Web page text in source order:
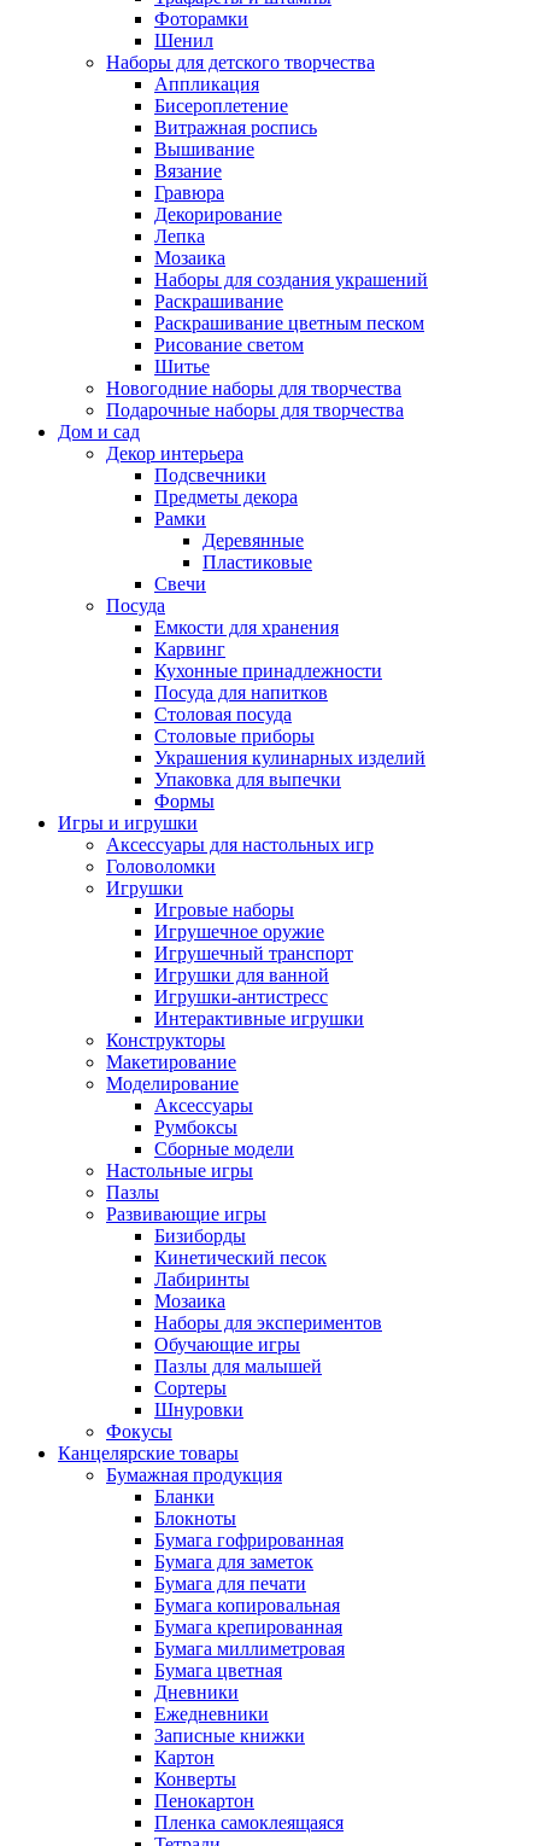
Фоторамки
Шенил
Наборы для детского творчества
Аппликация
Бисероплетение
Витражная роспись
Вышивание
Вязание
Гравюра
Декорирование
Лепка
Мозаика
Наборы для создания украшений
Раскрашивание
Раскрашивание цветным песком
Рисование светом
Шитье
Новогодние наборы для творчества
Подарочные наборы для творчества
Дом и сад
Декор интерьера
Подсвечники
Предметы декора
Рамки
Деревянные
Пластиковые
Свечи
Посуда
Емкости для хранения
Карвинг
Кухонные принадлежности
Посуда для напитков
Столовая посуда
Столовые приборы
Украшения кулинарных изделий
Упаковка для выпечки
Формы
Игры и игрушки
Аксессуары для настольных игр
Головоломки
Игрушки
Игровые наборы
Игрушечное оружие
Игрушечный транспорт
Игрушки для ванной
Игрушки-антистресс
Интерактивные игрушки
Конструкторы
Макетирование
Моделирование
Аксессуары
Румбоксы
Сборные модели
Настольные игры
Пазлы
Развивающие игры
Бизиборды
Кинетический песок
Лабиринты
Мозаика
Наборы для экспериментов
Обучающие игры
Пазлы для малышей
Сортеры
Шнуровки
Фокусы
Канцелярские товары
Бумажная продукция
Бланки
Блокноты
Бумага гофрированная
Бумага для заметок
Бумага для печати
Бумага копировальная
Бумага крепированная
Бумага миллиметровая
Бумага цветная
Дневники
Ежедневники
Записные книжки
Картон
Конверты
Пенокартон
Пленка самоклеящаяся